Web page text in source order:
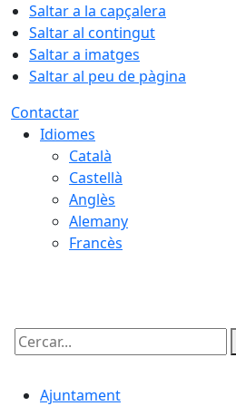
Saltar a la capçalera
Saltar al contingut
Saltar a imatges
Saltar al peu de pàgina
Contactar
Idiomes
Català
Castellà
Anglès
Alemany
Francès
Cercar:
Ajuntament